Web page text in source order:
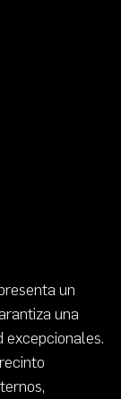
un
una
excepcionales.